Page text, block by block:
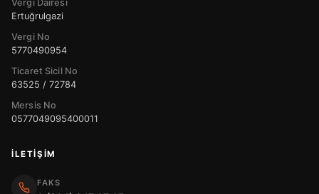
Vergi Dairesi
Ertuğrulgazi
Vergi No
5770490954
Ticaret Sicil No
63525 / 72784
Mersis No
0577049095400011
İLETIŞIM
FAKS